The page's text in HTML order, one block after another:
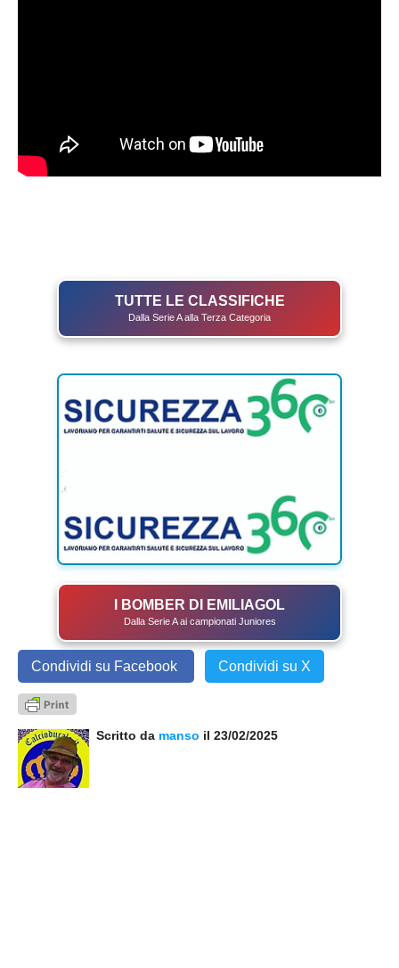
TUTTE LE CLASSIFICHE
Dalla Serie A alla Terza Categoria
I BOMBER DI EMILIAGOL
Dalla Serie A ai campionati Juniores
Condividi su Facebook Condividi su X
Scritto da manso il 23/02/2025